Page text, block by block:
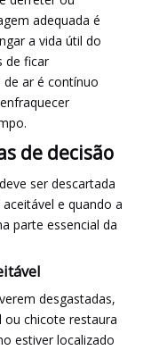
adequada é
a vida útil do
de ficar
ar é contínuo
de decisão
ser descartada
e quando a
parte essencial da
desgastadas,
ou chicote restaura
estiver localizado